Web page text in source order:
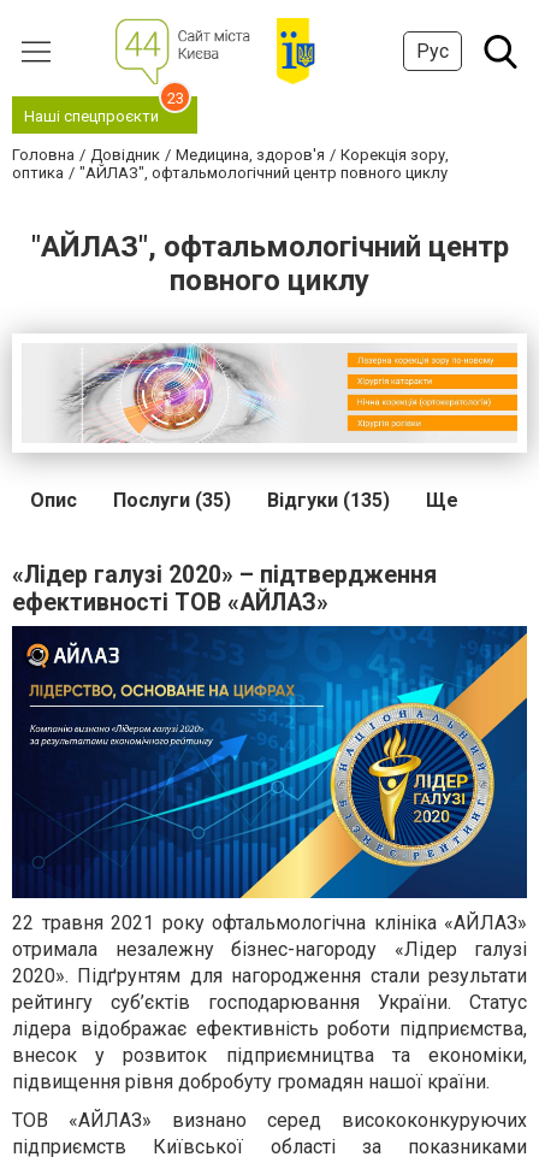
Рус
Наші спецпроєкти
23
Головна Довідник Медицина, здоров'я
Корекція зору,
оптика
"АЙЛАЗ", офтальмологічний центр повного циклу
"АЙЛАЗ", офтальмологічний центр
повного циклу
Опис Послуги (35) Відгуки (135) Ще
«Лідер галузі 2020» – підтвердження
ефективності ТОВ «АЙЛАЗ»
22 травня 2021 року офтальмологічна клініка «АЙЛАЗ»
отримала незалежну бізнес-нагороду «Лідер галузі
2020». Підґрунтям для нагородження стали результати
рейтингу суб’єктів господарювання України. Статус
лідера відображає ефективність роботи підприємства,
внесок у розвиток підприємництва та економіки,
підвищення рівня добробуту громадян нашої країни.
ТОВ «АЙЛАЗ» визнано серед висококонкуруючих
підприємств Київської області за показниками